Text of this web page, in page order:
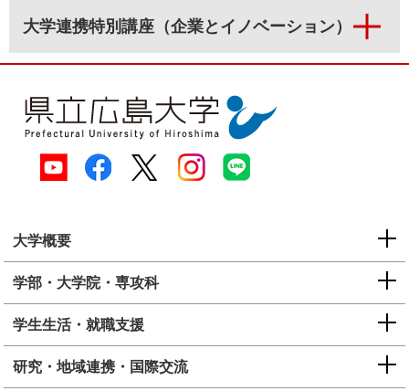
大学連携特別講座（企業とイノベーション）
大学概要
学部・大学院・専攻科
学生生活・就職支援
研究・地域連携・国際交流